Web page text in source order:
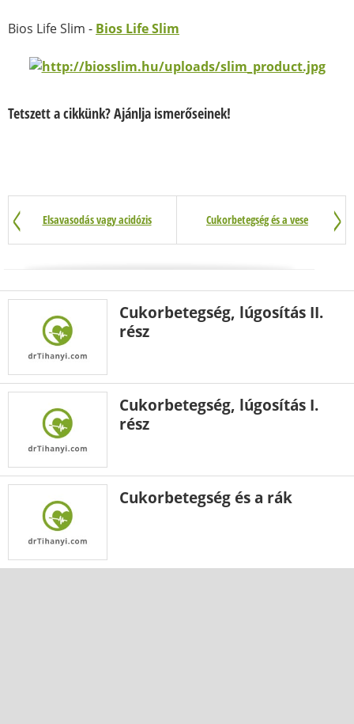
Bios Life Slim - Bios Life Slim
Tetszett a cikkünk? Ajánlja ismerőseinek!
Elsavasodás vagy acidózis Cukorbetegség és a vese
Cukorbetegség, lúgosítás II.
rész
Cukorbetegség, lúgosítás I.
rész
Cukorbetegség és a rák